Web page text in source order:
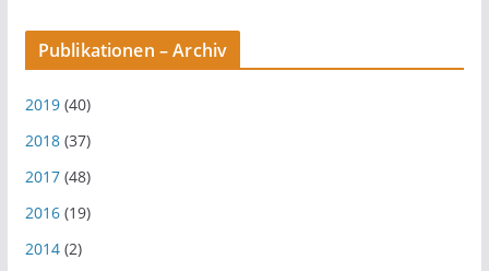
Publikationen – Archiv
2019(40)
2018(37)
2017(48)
2016(19)
2014(2)